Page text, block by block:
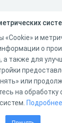
и
о
а также для
или
на обработку
Подробнее